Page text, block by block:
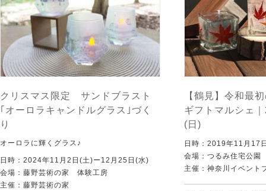
クリスマス限定 サンドブラスト
｢オーロラキャンドルグラス｣づく
り
オーロラに輝くグラス♪
日時：2024年11月2日(土)ー12月25日(水)
会場：藤野芸術の家 体験工房
主催：藤野芸術の家
【鶴見】令和最
ギフトマルシェ
(日)
日時：2019年11月17
会場：つるみ住宅公園
主催：神奈川イベント